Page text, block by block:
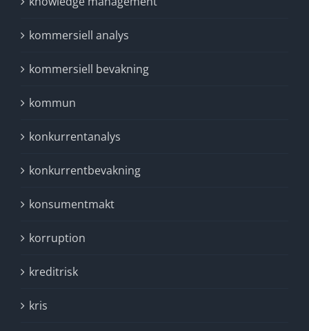
kommersiell analys
kommersiell bevakning
kommun
konkurrentanalys
konkurrentbevakning
konsumentmakt
korruption
kreditrisk
kris